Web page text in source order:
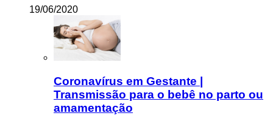
19/06/2020
Coronavírus em Gestante |
Transmissão para o bebê no parto ou
amamentação